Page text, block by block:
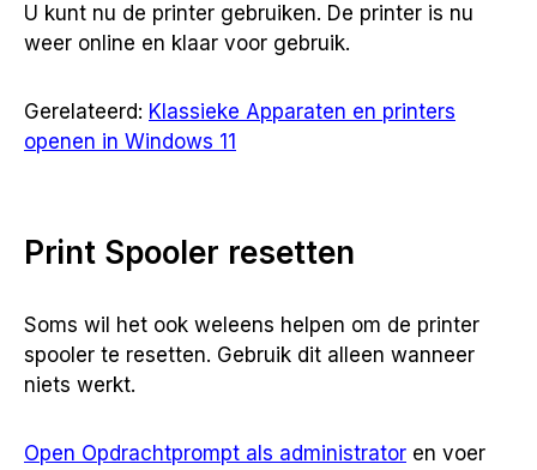
U kunt nu de printer gebruiken. De printer is nu
weer online en klaar voor gebruik.
Gerelateerd: Klassieke Apparaten en printers
openen in Windows 11
Print Spooler resetten
Soms wil het ook weleens helpen om de printer
spooler te resetten. Gebruik dit alleen wanneer
niets werkt.
Open Opdrachtprompt als administrator en voer